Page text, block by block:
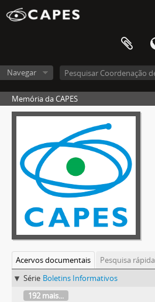
Navegar
Memória da CAPES
Acervos documentais
Pesquisa rápida
Série Boletins Informativos
192 mais...